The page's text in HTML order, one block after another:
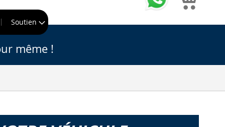
Soutien
même !